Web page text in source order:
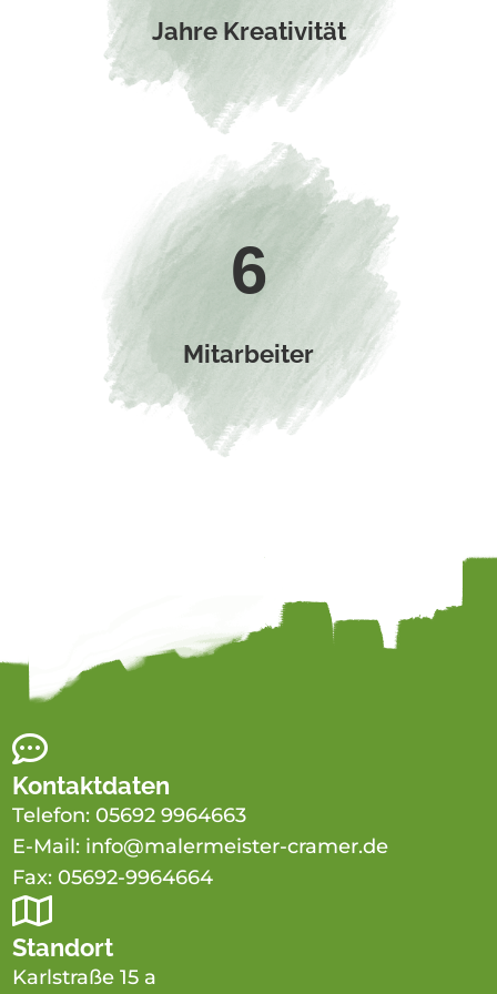
Jahre Kreativität
6
Mitarbeiter

Kontaktdaten
Telefon: 05692 9964663
E-Mail: info@malermeister-cramer.de
Fax: 05692-9964664

Standort
Karlstraße 15 a